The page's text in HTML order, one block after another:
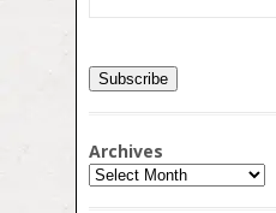
Archives
Archives